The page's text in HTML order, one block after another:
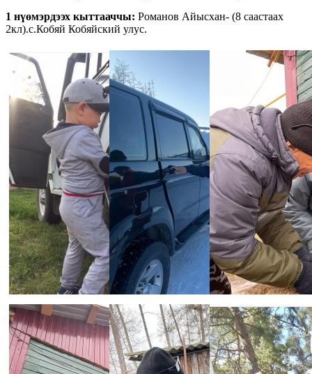
1 нүөмэрдээх кыттааччы: Романов Айысхан- (8 саастаах
2кл).с.Кобяй Кобяйский улус.